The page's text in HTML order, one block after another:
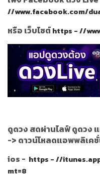
//www.facebook.com/
หรือ เว็บไซต์https - //
ดูดวง สดผ่านไลฟ์ ดูดวง
-> ดาวน์โหลดแอพพลิเค
ios - https - //
mt=8